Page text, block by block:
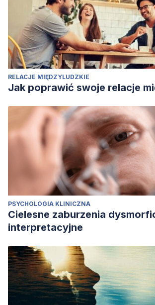
RELACJE MIĘDZYLUDZKIE
Jak poprawić swoje relacje
PSYCHOLOGIA KLINICZNA
Cielesne zaburzenia
interpretacyjne